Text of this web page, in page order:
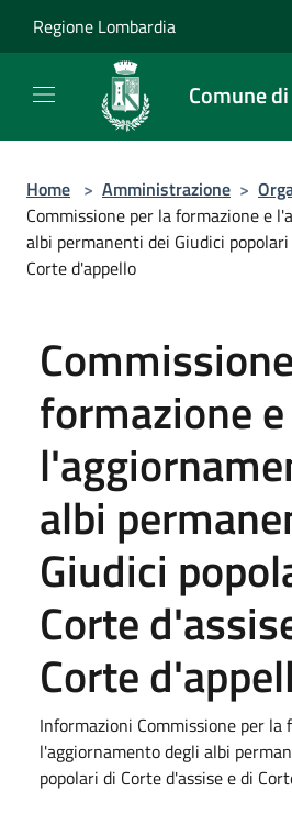
Regione Lombardia
Comune
Home > Amministrazione >
Commissione per la formazione e
albi permanenti dei Giudici
Corte d'appello
formazione e
albi
Giudici
Corte
Corte
Informazioni Commissione per la
l'aggiornamento degli albi
popolari di Corte d'assise e di